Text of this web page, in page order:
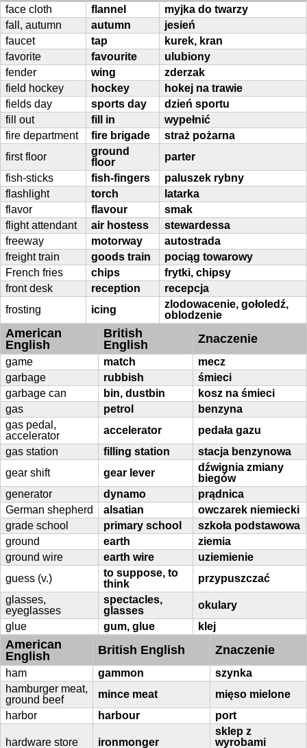
face cloth flannel
myjka do twarzy
fall, autumn
autumn
jesień
faucet
tap
kurek, kran
favorite
favourite
ulubiony
fender
wing
zderzak
field hockey
hockey
hokej na trawie
fields day
sports day
dzień sportu
fill out
fill in
wypełnić
fire department
fire brigade
straż pożarna
first floor
ground
floor
parter
fish-sticks
fish-fingers
paluszek rybny
flashlight
torch
latarka
flavor
flavour
smak
flight attendant
air hostess
stewardessa
freeway
motorway
autostrada
freight train
goods train
pociąg towarowy
French fries
chips
frytki, chipsy
front desk
reception
recepcja
frosting
icing
zlodowacenie, gołoledź,
oblodzenie
American
English
British
English
Znaczenie
game match
mecz
garbage
rubbish
śmieci
garbage can
bin, dustbin
kosz na śmieci
gas
petrol
benzyna
gas pedal,
accelerator
accelerator
pedała gazu
gas station
filling station
stacja benzynowa
gear shift
gear lever
dźwignia zmiany
biegów
generator
dynamo
prądnica
German shepherd
alsatian
owczarek niemiecki
grade school
primary school
szkoła podstawowa
ground
earth
ziemia
ground wire
earth wire
uziemienie
guess (v.)
to suppose, to
think
przypuszczać
glasses,
eyeglasses
spectacles,
glasses
okulary
glue
gum, glue klej
American
English
British English Znaczenie
ham gammon
szynka
hamburger meat,
ground beef
mince meat
mięso mielone
harbor
harbour port
hardware store ironmonger
sklep z
wyrobami